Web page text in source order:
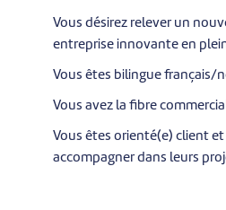
Vous désirez relever un
entreprise innovante en
Vous êtes bilingue français/
Vous avez la fibre
Vous êtes orienté(e) client
accompagner dans leurs